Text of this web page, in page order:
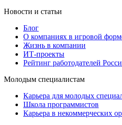
Новости и статьи
Блог
О компаниях в игровой
Жизнь в компании
ИТ-проекты
Рейтинг работодателей
Молодым специалистам
Карьера для молодых
Школа программистов
Карьера в некоммерческих